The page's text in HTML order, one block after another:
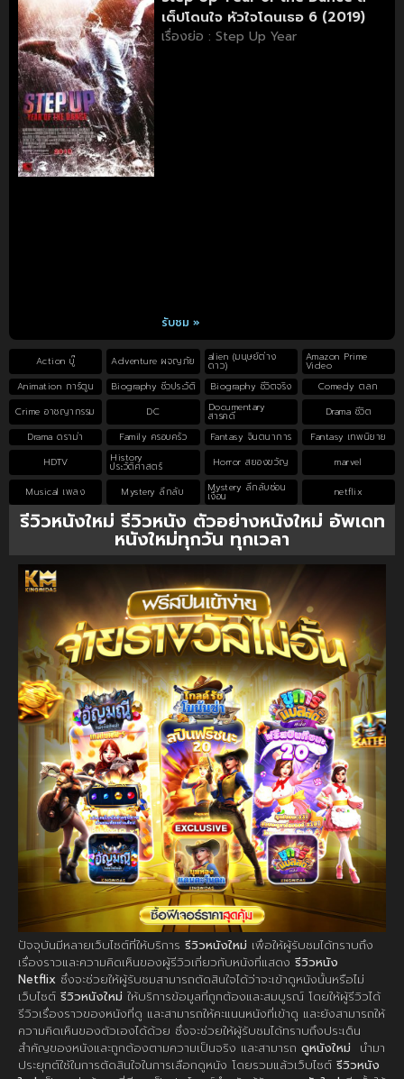
เต็ปโดนใจ หัวใจโดนเธอ 6 (2019)
เรื่องย่อ : Step Up Year
รับชม »
Action บู๊ Adventure ผจญภัย alien (มนุษย์ต่าง
ดาว)
Amazon Prime
Video
Animation การ์ตูน
Biography ชีวประวัติ Biography ชีวิตจริง
Comedy ตลก
Crime อาชญากรรม
DC Documentary
สารคดี
Drama ชีวิต
Drama ดราม่า
Family ครอบครัว Fantasy จินตนาการ
Fantasy เทพนิยาย
HDTV
History
ประวัติศาสตร์ Horror สยองขวัญ marvel
Musical เพลง Mystery ลึกลับ Mystery ลึกลับซ่อน
เงื่อน netflix
รีวิวหนังใหม่ รีวิวหนัง ตัวอย่างหนังใหม่ อัพเดท
หนังใหม่ทุกวัน ทุกเวลา
ปัจจุบันมีหลายเว็บไซต์ที่ให้บริการ รีวิวหนังใหม่ เพื่อให้ผู้รับชมได้ทราบถึง
เรื่องราวและความคิดเห็นของผู้รีวิวเกี่ยวกับหนังที่แสดง รีวิวหนัง
Netflix ซึ่งจะช่วยให้ผู้รับชมสามารถตัดสินใจได้ว่าจะเข้าดูหนังนั้นหรือไม่
เว็บไซต์ รีวิวหนังใหม่ ให้บริการข้อมูลที่ถูกต้องและสมบูรณ์ โดยให้ผู้รีวิวได้
รีวิวเรื่องราวของหนังที่ดู และสามารถให้คะแนนหนังที่เข้าดู และยังสามารถให้
ความคิดเห็นของตัวเองได้ด้วย ซึ่งจะช่วยให้ผู้รับชมได้ทราบถึงประเด็น
สำคัญของหนังและถูกต้องตามความเป็นจริง และสามารถ ดูหนังใหม่ นำมา
ประยุกต์ใช้ในการตัดสินใจในการเลือกดูหนัง โดยรวมแล้วเว็บไซต์ รีวิวหนัง